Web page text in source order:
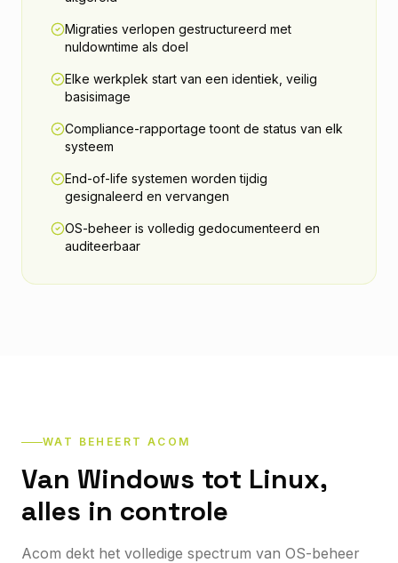
Migraties verlopen gestructureerd met
nuldowntime als doel
Elke werkplek start van een identiek, veilig
basisimage
Compliance-rapportage toont de status van elk
systeem
End-of-life systemen worden tijdig
gesignaleerd en vervangen
OS-beheer is volledig gedocumenteerd en
auditeerbaar
WAT BEHEERT ACOM
Van Windows tot Linux,
alles in controle
Acom dekt het volledige spectrum van OS-beheer